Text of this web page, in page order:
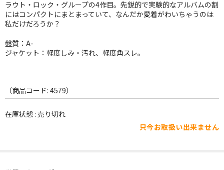
JAZZ-JP
JAZZ-VOCAL
J-POP
FOLK,SSW
ラウト・ロック・グループの4作目。先鋭的で実験的なアルバムの割
にはコンパクトにまとまっていて、なんだか愛着がわいちゃうのは
私だけだろうか？
盤質：A-
ジャケット：軽度しみ・汚れ、軽度角スレ。
（商品コード: 4579）
在庫状態 : 売り切れ
只今お取扱い出来ません